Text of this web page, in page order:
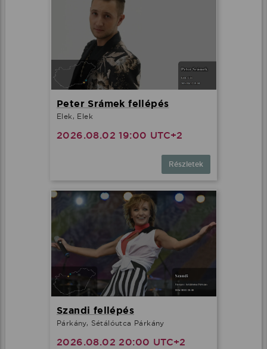
Peter Srámek fellépés
Elek, Elek
2026.08.02 19:00 UTC+2
Részletek
Szandi fellépés
Párkány, Sétálóutca Párkány
2026.08.02 20:00 UTC+2